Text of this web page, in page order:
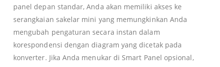
panel depan standar, Anda akan memiliki akses ke
serangkaian sakelar mini yang memungkinkan Anda
mengubah pengaturan secara instan dalam
korespondensi dengan diagram yang dicetak pada
konverter. Jika Anda menukar di Smart Panel opsional,